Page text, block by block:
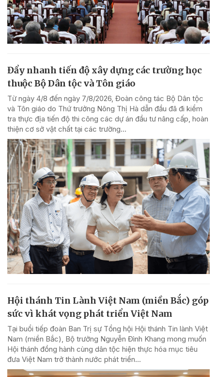
Đẩy nhanh tiến độ xây dựng các trường học
thuộc Bộ Dân tộc và Tôn giáo
Từ ngày 4/8 đến ngày 7/8/2026, Đoàn công tác Bộ Dân tộc
và Tôn giáo do Thứ trưởng Nông Thị Hà dẫn đầu đã đi kiểm
tra thực địa tiến độ thi công các dự án đầu tư nâng cấp, hoàn
thiện cơ sở vật chất tại các trường...
Hội thánh Tin Lành Việt Nam (miền Bắc) góp
sức vì khát vọng phát triển Việt Nam
Tại buổi tiếp đoàn Ban Trị sự Tổng hội Hội thánh Tin lành Việt
Nam (miền Bắc), Bộ trưởng Nguyễn Đình Khang mong muốn
Hội thánh đồng hành cùng dân tộc hiện thực hóa mục tiêu
đưa Việt Nam trở thành nước phát triển...